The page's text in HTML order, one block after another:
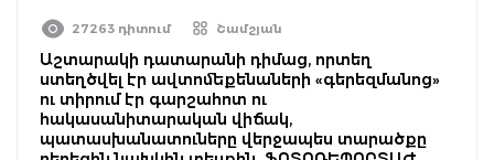
27263 դիտում Շամշյան
Աշտարակի դատարանի դիմաց, որտեղ
ստեղծվել էր ավտոմեքենաների «գերեզմանոց»
ու տիրում էր գարշահոտ ու
հակասանիտարական վիճակ,
պատասխանատուները վերջապես տարածքը